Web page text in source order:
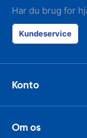
Har du brug for
Kundeservice
Konto
Om os